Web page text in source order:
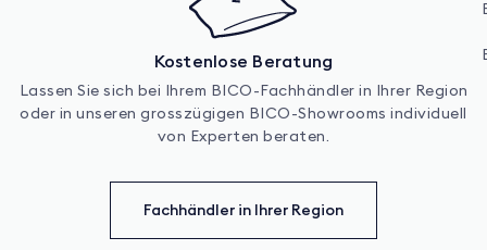
Kostenlose Beratung
Lassen Sie sich bei Ihrem BICO-Fachhändler in Ihrer Region
oder in unseren grosszügigen BICO-Showrooms individuell
von Experten beraten.
Fachhändler in Ihrer Region